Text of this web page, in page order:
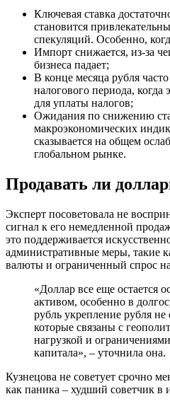
Ключевая ставка
становится
спекуляций. Особенно,
Импорт снижается, из-за
бизнеса падает;
В конце месяца рубля часто
налогового периода,
для уплаты налогов;
Ожидания по снижению
макроэкономических
сказывается на общем
глобальном рынке.
Продавать ли
Эксперт посоветовала не
сигнал к его немедленной
это поддерживается
административные меры, такие
валюты и ограниченный спрос
«Доллар все еще остается
активом, особенно в
рубль укрепление рубля не
которые связаны с
нагрузкой и
капитала», – уточнила она.
Кузнецова не советует срочно
как паника – худший советчик в